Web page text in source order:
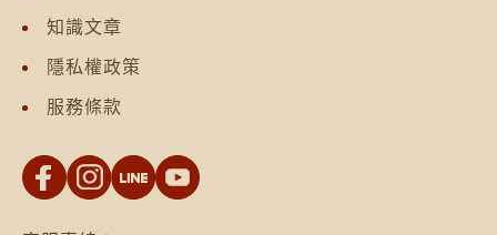
知識文章
隱私權政策
服務條款